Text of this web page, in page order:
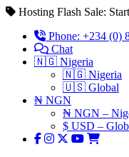
Hosting Flash Sale:
Phone: +234 (0)
Chat
🇳🇬 Nigeria
🇳🇬 Nigeria
🇺🇸 Global
₦ NGN
₦ NGN –
$ USD –